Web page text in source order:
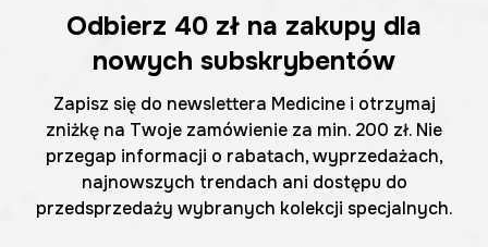
Odbierz 40 zł na zakupy dla
nowych subskrybentów
Zapisz się do newslettera Medicine i otrzymaj
zniżkę na Twoje zamówienie za min. 200 zł. Nie
przegap informacji o rabatach, wyprzedażach,
najnowszych trendach ani dostępu do
przedsprzedaży wybranych kolekcji specjalnych.